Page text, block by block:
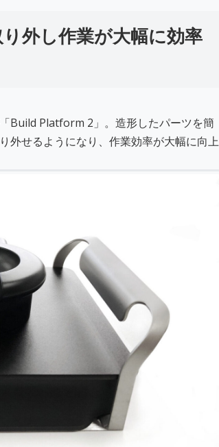
外し作業が大幅に効率
Build Platform 2」。造形したパーツを簡
外せるようになり、作業効率が大幅に向上